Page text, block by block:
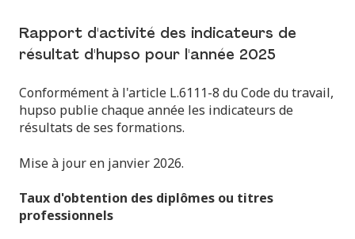
Rapport d'activité des indicateurs de
résultat d'hupso pour l'année 2025
Conformément à l'article L.6111-8 du Code du travail,
hupso publie chaque année les indicateurs de
résultats de ses formations.
Mise à jour en janvier 2026.
Taux d'obtention des diplômes ou titres
professionnels